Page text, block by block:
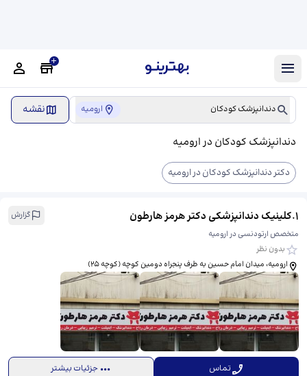
دندانپزشک کودکان ارومیه نقشه
دندانپزشک کودکان در ارومیه
دکتر دندانپزشک کودکان در ارومیه
1
.کلینیک دندانپزشکی دکتر هرمز هارطون
گزارش
متخصص ارتودنسی در ارومیه
بدون نظر
ارومیه، میدان امام حسین به طرف پنجراه دومین کوچه (کوچه 25)
تماس جزئیات بیشتر